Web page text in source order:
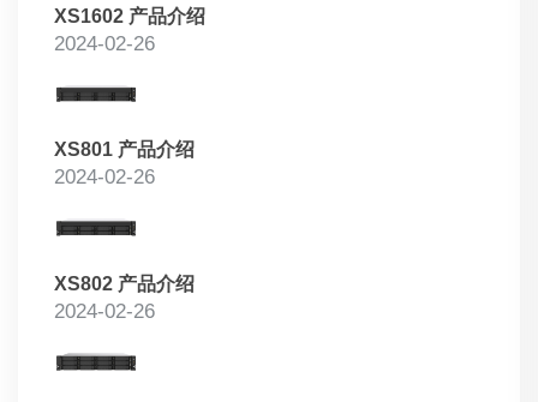
XS1602 产品介绍
2024-02-26
XS801 产品介绍
2024-02-26
XS802 产品介绍
2024-02-26